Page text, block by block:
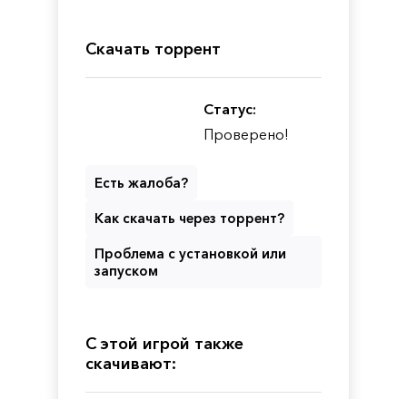
Скачать торрент
Статус:
Проверено!
Есть жалоба?
Как скачать через торрент?
Проблема с установкой или
запуском
С этой игрой также
скачивают: